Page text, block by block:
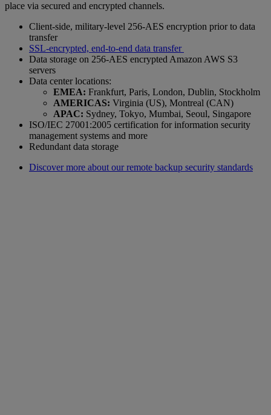
place via secured and encrypted channels.
Client-side, military-level 256-AES encryption prior to data
transfer
SSL-encrypted, end-to-end data transfer
Data storage on 256-AES encrypted Amazon AWS S3
servers
Data center locations:
EMEA: Frankfurt, Paris, London, Dublin, Stockholm
AMERICAS: Virginia (US), Montreal (CAN)
APAC: Sydney, Tokyo, Mumbai, Seoul, Singapore
ISO/IEC 27001:2005 certification for information security
management systems and more
Redundant data storage
Discover more about our remote backup security standards